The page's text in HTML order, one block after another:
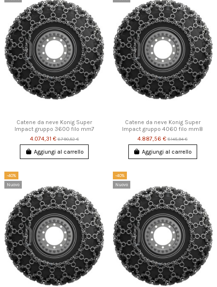
Catene da neve Konig Super
Impact gruppo 3600 filo mm7
4.074,31 €6.790,52 €
Aggiungi al carrello
Catene da neve Konig Super
Impact gruppo 4060 filo mm8
4.887,56 €8.145,94 €
Aggiungi al carrello
-40%
Nuovo
-40%
Nuovo